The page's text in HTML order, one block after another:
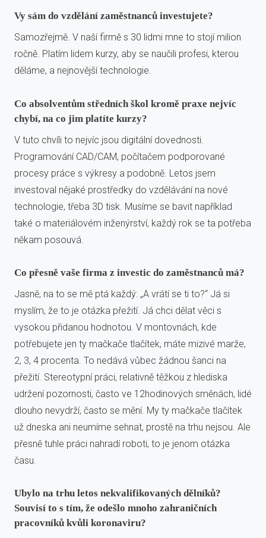
Vy sám do vzdělání zaměstnanců investujete?
Samozřejmě. V naší firmě s 30 lidmi mne to stojí milion
ročně. Platím lidem kurzy, aby se naučili profesi, kterou
děláme, a nejnovější technologie.
Co absolventům středních škol kromě praxe nejvíc
chybí, na co jim platíte kurzy?
V tuto chvíli to nejvíc jsou digitální dovednosti.
Programování CAD/CAM, počítačem podporované
procesy práce s výkresy a podobně. Letos jsem
investoval nějaké prostředky do vzdělávání na nové
technologie, třeba 3D tisk. Musíme se bavit například
také o materiálovém inženýrství, každý rok se ta potřeba
někam posouvá.
Co přesně vaše firma z investic do zaměstnanců má?
Jasně, na to se mě ptá každý: „A vrátí se ti to?“ Já si
myslím, že to je otázka přežití. Já chci dělat věci s
vysokou přidanou hodnotou. V montovnách, kde
potřebujete jen ty mačkače tlačítek, máte mizivé marže,
2, 3, 4 procenta. To nedává vůbec žádnou šanci na
přežití. Stereotypní práci, relativně těžkou z hlediska
udržení pozornosti, často ve 12hodinových směnách, lidé
dlouho nevydrží, často se mění. My ty mačkače tlačítek
už dneska ani neumíme sehnat, prostě na trhu nejsou. Ale
přesně tuhle práci nahradí roboti, to je jenom otázka
času.
Ubylo na trhu letos nekvalifikovaných dělníků?
Souvisí to s tím, že odešlo mnoho zahraničních
pracovníků kvůli koronaviru?